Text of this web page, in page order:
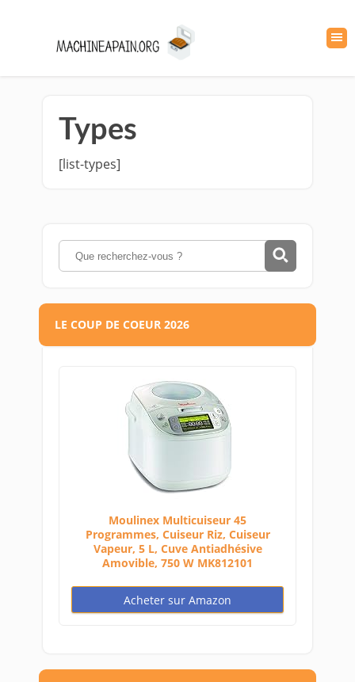
Types
[list-types]
LE COUP DE COEUR 2026
Moulinex Multicuiseur 45
Programmes, Cuiseur Riz, Cuiseur
Vapeur, 5 L, Cuve Antiadhésive
Amovible, 750 W MK812101
Acheter sur Amazon